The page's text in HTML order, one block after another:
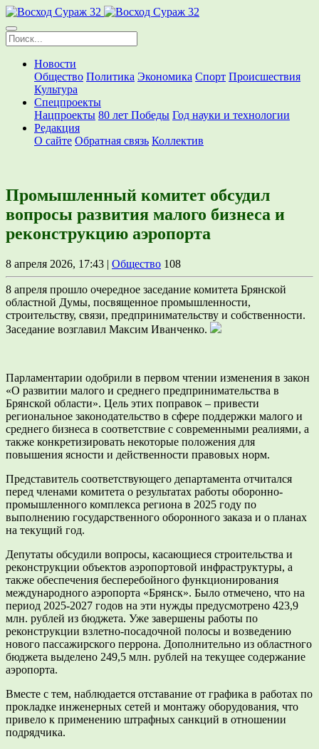
Новости
Общество Политика Экономика Спорт Происшествия
Культура
Спецпроекты
Нацпроекты 80 лет Победы Год науки и технологии
Редакция
О сайте Обратная связь Коллектив
Промышленный комитет обсудил
вопросы развития малого бизнеса и
реконструкцию аэропорта
8 апреля 2026, 17:43 | Общество 108
8 апреля прошло очередное заседание комитета Брянской
областной Думы, посвященное промышленности,
строительству, связи, предпринимательству и собственности.
Заседание возглавил Максим Иванченко.
Парламентарии одобрили в первом чтении изменения в закон
«О развитии малого и среднего предпринимательства в
Брянской области». Цель этих поправок – привести
региональное законодательство в сфере поддержки малого и
среднего бизнеса в соответствие с современными реалиями, а
также конкретизировать некоторые положения для
повышения ясности и действенности правовых норм.
Представитель соответствующего департамента отчитался
перед членами комитета о результатах работы оборонно-
промышленного комплекса региона в 2025 году по
выполнению государственного оборонного заказа и о планах
на текущий год.
Депутаты обсудили вопросы, касающиеся строительства и
реконструкции объектов аэропортовой инфраструктуры, а
также обеспечения бесперебойного функционирования
международного аэропорта «Брянск». Было отмечено, что на
период 2025-2027 годов на эти нужды предусмотрено 423,9
млн. рублей из бюджета. Уже завершены работы по
реконструкции взлетно-посадочной полосы и возведению
нового пассажирского перрона. Дополнительно из областного
бюджета выделено 249,5 млн. рублей на текущее содержание
аэропорта.
Вместе с тем, наблюдается отставание от графика в работах по
прокладке инженерных сетей и монтажу оборудования, что
привело к применению штрафных санкций в отношении
подрядчика.